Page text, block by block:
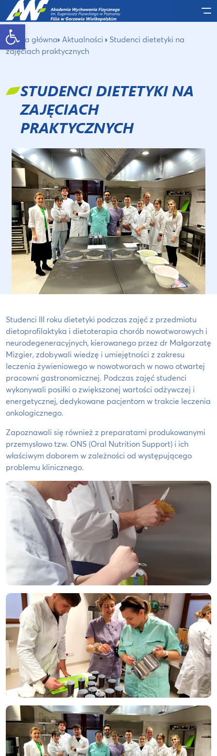
Otwórz pasek narzędzi
Strona główna Aktualności
Studenci dietetyki na
zajęciach praktycznych
STUDENCI DIETETYKI NA
ZAJĘCIACH
PRAKTYCZNYCH
Studenci III roku dietetyki podczas zajęć z przedmiotu
dietoprofilaktyka i dietoterapia chorób nowotworowych i
neurodegeneracyjnych, kierowanego przez dr Małgorzatę
Mizgier, zdobywali wiedzę i umiejętności z zakresu
leczenia żywieniowego w nowotworach w nowo otwartej
pracowni gastronomicznej. Podczas zajęć studenci
wykonywali posiłki o zwiększonej wartości odżywczej i
energetycznej, dedykowane pacjentom w trakcie leczenia
onkologicznego.
Zapoznawali się również z preparatami produkowanymi
przemysłowo tzw. ONS (Oral Nutrition Support) i ich
właściwym doborem w zależności od występującego
problemu klinicznego.